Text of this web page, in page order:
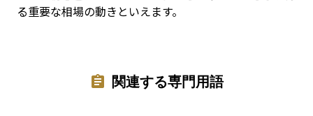
る重要な相場の動きといえます。
関連する専門用語